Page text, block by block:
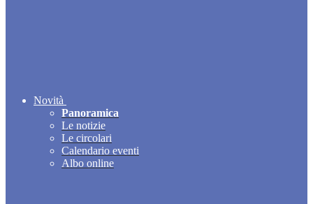
Novità
Panoramica
Le notizie
Le circolari
Calendario eventi
Albo online